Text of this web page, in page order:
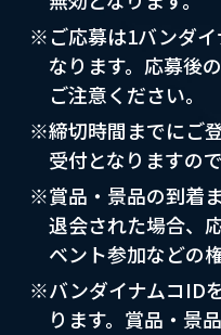
※ご応募は1バンダイ
なります。応募後
ご注意ください。
※締切時間までにご
受付となりますの
※賞品・景品の到着
退会された場合、
ベント参加などの
※バンダイナムコID
ります。賞品・景